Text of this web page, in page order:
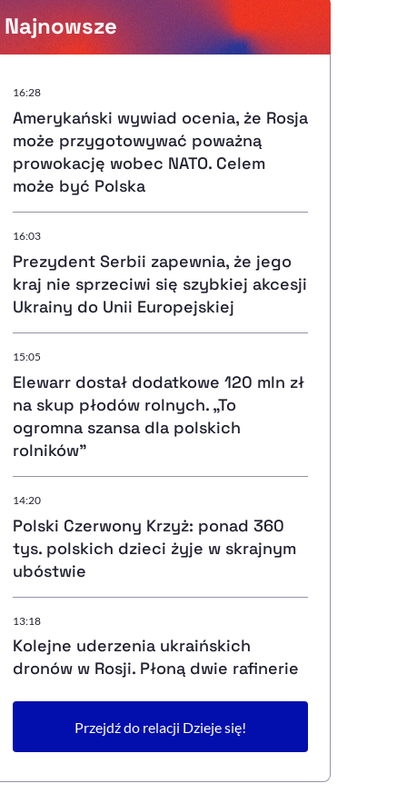
Resetuj opcje
Ułatwienia dostępności wspierają:
Sprawdź, jak i dlaczego zwiększamy dostępność , otwiera się w nowym
Deklaracja dostępności, otwiera się w nowym oknie
Zgłoś problem
Najnowsze
16:28
Amerykański wywiad ocenia, że Rosja
może przygotowywać poważną
prowokację wobec NATO. Celem
może być Polska
16:03
Prezydent Serbii zapewnia, że jego
kraj nie sprzeciwi się szybkiej akcesji
Ukrainy do Unii Europejskiej
15:05
Elewarr dostał dodatkowe 120 mln zł
na skup płodów rolnych. „To
ogromna szansa dla polskich
rolników”
14:20
Polski Czerwony Krzyż: ponad 360
tys. polskich dzieci żyje w skrajnym
ubóstwie
13:18
Kolejne uderzenia ukraińskich
dronów w Rosji. Płoną dwie rafinerie
Przejdź do relacji Dzieje się!